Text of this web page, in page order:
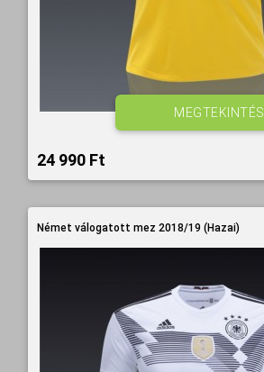
24 990 Ft‎
MEGTEKINTÉS
Német válogatott mez 2018/19 (Hazai)